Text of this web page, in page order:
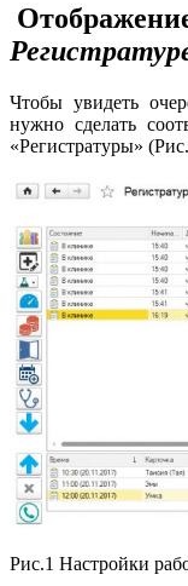
Чтобы увидеть
нужно сделать
«Регистратуры»
Рис.1 Настройки